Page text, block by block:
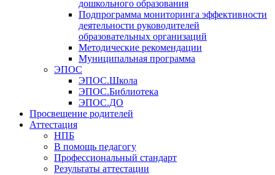
дошкольного образования
Подпрограмма мониторинга эффективности
деятельности руководителей
образовательных организаций
Методические рекомендации
Муниципальная программа
ЭПОС
ЭПОС.Школа
ЭПОС.Библиотека
ЭПОС.ДО
Просвещение родителей
Аттестация
НПБ
В помощь педагогу
Профессиональный стандарт
Результаты аттестации